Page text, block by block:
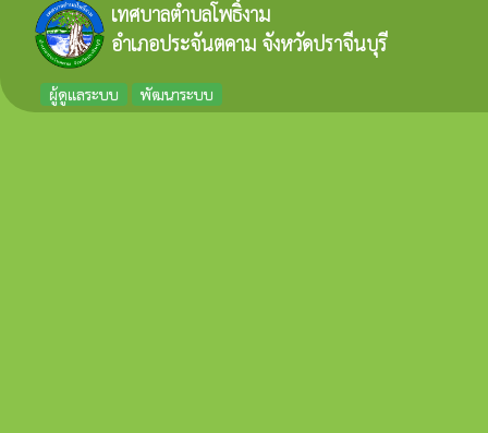
เทศบาลตำบลโพธิ์งาม
อำเภอประจันตคาม จังหวัดปราจีนบุรี
ผู้ดูแลระบบ พัฒนาระบบ